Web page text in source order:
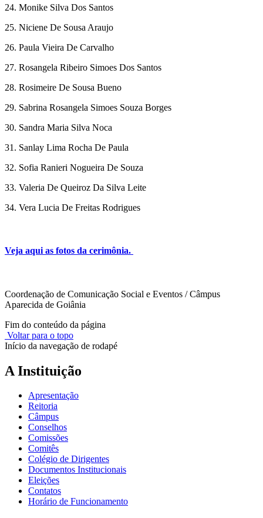
24. Monike Silva Dos Santos
25. Niciene De Sousa Araujo
26. Paula Vieira De Carvalho
27. Rosangela Ribeiro Simoes Dos Santos
28. Rosimeire De Sousa Bueno
29. Sabrina Rosangela Simoes Souza Borges
30. Sandra Maria Silva Noca
31. Sanlay Lima Rocha De Paula
32. Sofia Ranieri Nogueira De Souza
33. Valeria De Queiroz Da Silva Leite
34. Vera Lucia De Freitas Rodrigues
Veja aqui as fotos da cerimônia.
Coordenação de Comunicação Social e Eventos / Câmpus
Aparecida de Goiânia
Fim do conteúdo da página
Voltar para o topo
Início da navegação de rodapé
A Instituição
Apresentação
Reitoria
Câmpus
Conselhos
Comissões
Comitês
Colégio de Dirigentes
Documentos Institucionais
Eleições
Contatos
Horário de Funcionamento